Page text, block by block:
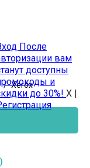
После
вам
доступны
и
до 30%! X |
Xerox